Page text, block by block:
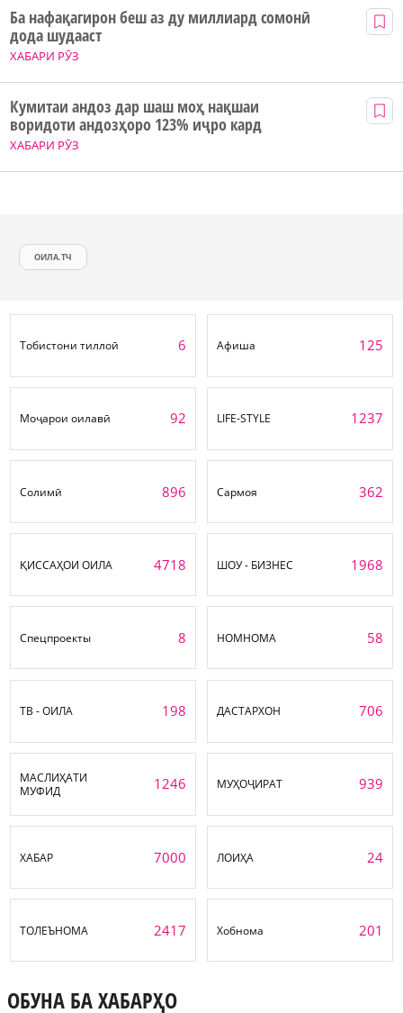
ХАБАРИ РӮЗ
Ба нафақагирон беш аз ду миллиард сомонӣ
дода шудааст
ХАБАРИ РӮЗ
Кумитаи андоз дар шаш моҳ нақшаи
воридоти андозҳоро 123% иҷро кард
ОИЛА.ТЧ
Тобистони тиллоӣ 6 Афиша 125
Моҷарои оилавӣ 92 LIFE-STYLE 1237
Солимӣ 896 Сармоя 362
ҚИССАҲОИ ОИЛА 4718 ШОУ - БИЗНЕС 1968
Спецпроекты 8 НОМНОМА 58
ТВ - ОИЛА 198 ДАСТАРХОН 706
МАСЛИҲАТИ
МУФИД
1246 МУҲОҶИРАТ 939
ХАБАР 7000 ЛОИҲА 24
ТОЛЕЪНОМА 2417 Хобнома 201
ОБУНА БА ХАБАРҲО